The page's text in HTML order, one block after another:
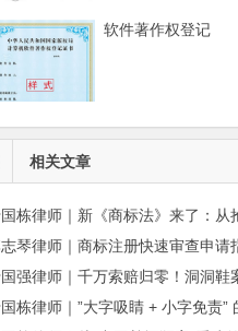
软件著作权登记
相关文章